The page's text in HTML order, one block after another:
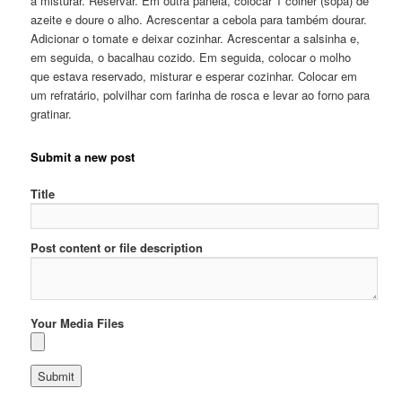
azeite e doure o alho. Acrescentar a cebola para também dourar.
Adicionar o tomate e deixar cozinhar. Acrescentar a salsinha e,
em seguida, o bacalhau cozido. Em seguida, colocar o molho
que estava reservado, misturar e esperar cozinhar. Colocar em
um refratário, polvilhar com farinha de rosca e levar ao forno para
gratinar.
Submit a new post
Title
Post content or file description
Your Media Files